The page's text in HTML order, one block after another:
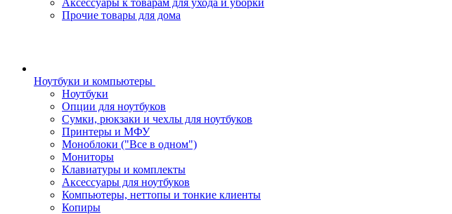
Аксессуары к товарам для ухода и уборки
Прочие товары для дома
Ноутбуки и компьютеры
Ноутбуки
Опции для ноутбуков
Сумки, рюкзаки и чехлы для ноутбуков
Принтеры и МФУ
Моноблоки ("Все в одном")
Мониторы
Клавиатуры и комплекты
Аксессуары для ноутбуков
Компьютеры, неттопы и тонкие клиенты
Копиры